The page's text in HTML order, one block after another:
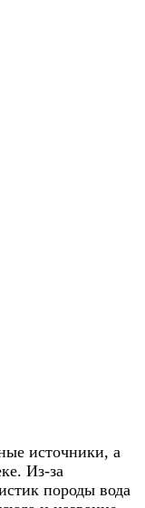
источники, а
Из-за
породы вода